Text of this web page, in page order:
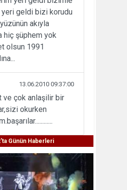
geldi bizi korudu
akıyla
hiç şüphem yok
olsun 1991
13.06.2010 09:37:00
ve çok anlaşilir bir
okurken
Günün Haberleri